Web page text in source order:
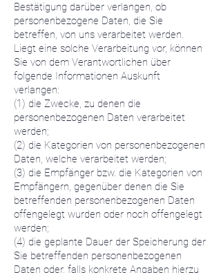
Bestätigung darüber verlangen, ob
personenbezogene Daten, die Sie
betreffen, von uns verarbeitet werden.
Liegt eine solche Verarbeitung vor, können
Sie von dem Verantwortlichen über
folgende Informationen Auskunft
verlangen:
(1) die Zwecke, zu denen die
personenbezogenen Daten verarbeitet
werden;
(2) die Kategorien von personenbezogenen
Daten, welche verarbeitet werden;
(3) die Empfänger bzw. die Kategorien von
Empfängern, gegenüber denen die Sie
betreffenden personenbezogenen Daten
offengelegt wurden oder noch offengelegt
werden;
(4) die geplante Dauer der Speicherung der
Sie betreffenden personenbezogenen
Daten oder, falls konkrete Angaben hierzu